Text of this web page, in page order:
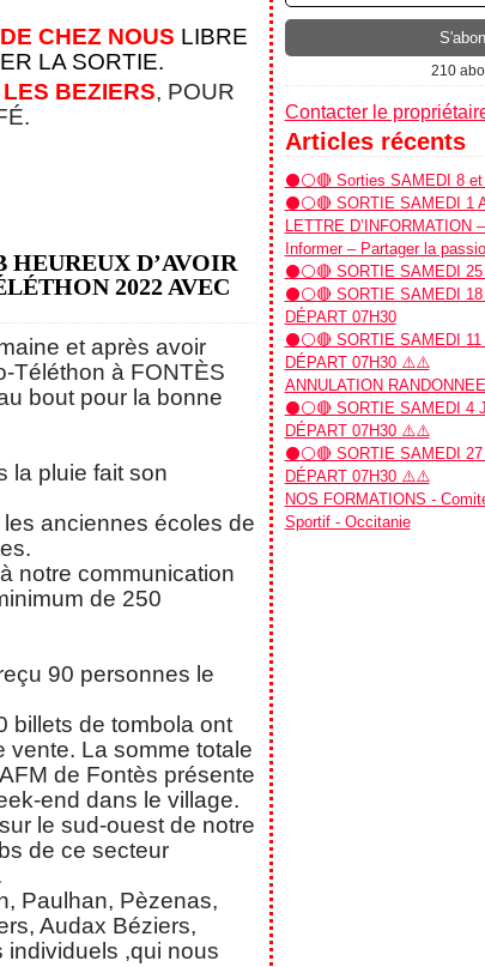
CHEZ NOUS LIBRE
LA SORTIE.
BEZIERS, POUR
D’AVOIR
2022 AVEC
et après avoir
Téléthon à FONTÈS
bout pour la bonne
la pluie fait son
anciennes écoles de
notre communication
de 250
90 personnes le
billets de tombola ont
vente. La somme totale
de Fontès présente
end dans le village.
le sud-ouest de notre
de ce secteur
Paulhan, Pèzenas,
Audax Béziers,
individuels ,qui nous
210
Contacter le
Articles récents
⚫⚪🔴 Sorties SAMEDI 8
⚫⚪🔴 SORTIE SAMEDI 1
LETTRE D’INFORMATION
Informer – Partager la
⚫⚪🔴 SORTIE SAMEDI
⚫⚪🔴 SORTIE SAMEDI
DÉPART 07H30
⚫⚪🔴 SORTIE SAMEDI
DÉPART 07H30 ⚠️⚠️
ANNULATION
⚫⚪🔴 SORTIE SAMEDI
DÉPART 07H30 ⚠️⚠️
⚫⚪🔴 SORTIE SAMEDI
DÉPART 07H30 ⚠️⚠️
NOS FORMATIONS -
Sportif - Occitanie